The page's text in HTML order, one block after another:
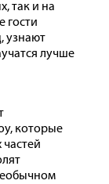
так и на
гости
узнают
лучше
которые